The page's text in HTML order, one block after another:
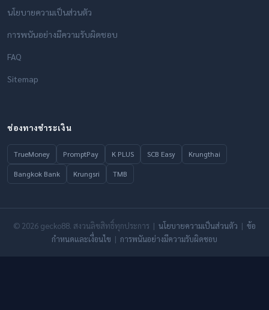
นโยบายความเป็นส่วนตัว
การพนันอย่างมีความรับผิดชอบ
FAQ
Sitemap
ช่องทางชำระเงิน
TrueMoney PromptPay K PLUS SCB Easy Krungthai
Bangkok Bank Krungsri TMB
© 2026 gecko88. สงวนลิขสิทธิ์ทุกประการ | นโยบายความเป็นส่วนตัว | ข้อ
กำหนดและเงื่อนไข | การพนันอย่างมีความรับผิดชอบ